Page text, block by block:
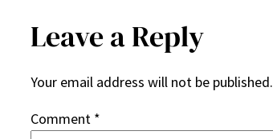
Leave a Reply
Your email address will not be published.
Comment *